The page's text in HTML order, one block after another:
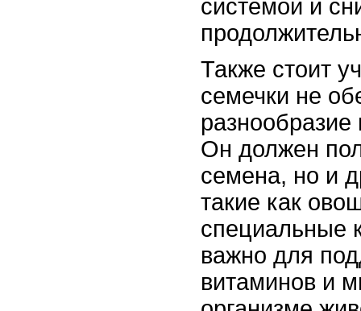
системой и
Также стоит
семечки не
Он должен
семена, но и
такие как
специальные
важно для
витаминов и